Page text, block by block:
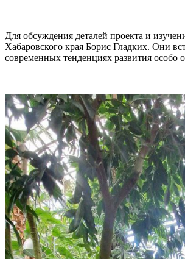
Для обсуждения деталей проекта и
Хабаровского края Борис Гладких. Они
современных тенденциях развития